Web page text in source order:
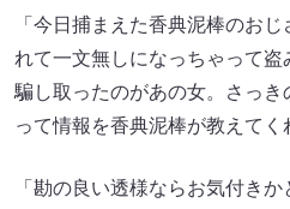
「今日捕まえた香典泥棒のお
れて一文無しになっちゃって盗
騙し取ったのがあの女。さっ
って情報を香典泥棒が教えてく
「勘の良い透様ならお気付き